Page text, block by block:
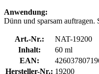
Anwendung:
Dünn und sparsam auftragen.
Art.-Nr.:
NAT-19200
Inhalt:
60 ml
EAN:
Hersteller-Nr.: 19200